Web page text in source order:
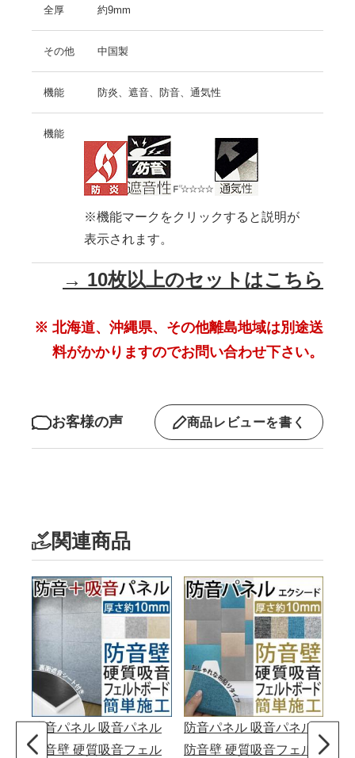
全厚 約9mm
その他 中国製
機能 防炎、遮音、防音、通気性
機能
※機能マークをクリックすると説明が
表示されます。
→ 10枚以上のセットはこちら
※ 北海道、沖縄県、その他離島地域は別途送
料がかかりますのでお問い合わせ下さい。
お客様の声 商品レビューを書く
関連商品
防音パネル 吸音パネル
防音壁 硬質吸音フェル
防音パネル 吸音パネル
防音壁 硬質吸音フェル